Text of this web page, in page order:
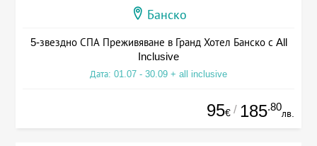
Банско
5-звездно СПА Преживяване в Гранд Хотел Банско с All
Inclusive
Дата: 01.07 - 30.09 + all inclusive
95€ / 185.80
лв.